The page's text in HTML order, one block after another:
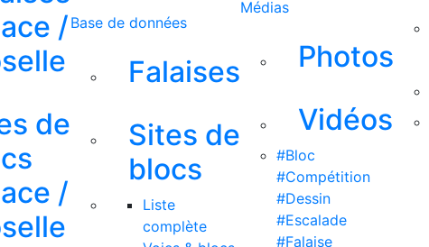
/
de
/
Base de données
Falaises
Sites de
blocs
Liste
complète
Médias
Photos
Vidéos
#Bloc
#Compétition
#Dessin
#Escalade
#Falaise